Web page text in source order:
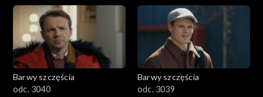
Barwy szczęścia
odc. 3040
Barwy szczęścia
odc. 3039